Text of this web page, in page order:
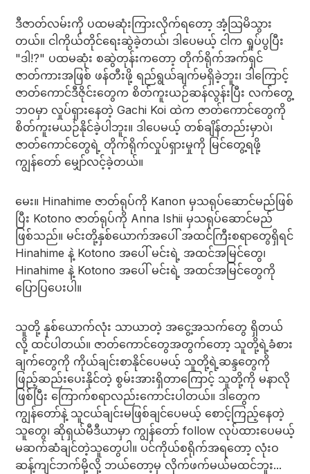
ဒီဇာတ်လမ်းကို ပထမဆုံးကြားလိုက်ရတော့ အံ့သြမိသွား
တယ်။ ငါကိုယ်တိုင်ရေးဆွဲခဲ့တယ်၊ ဒါပေမယ့် ငါက ရှုပ်ပွပြီး
"ဒါ!?" ပထမဆုံး စဆွဲတုန်းကတော့ တိုက်ရိုက်အက်ရှင်
ဇာတ်ကားအဖြစ် ဖန်တီးဖို့ ရည်ရွယ်ချက်မရှိခဲ့ဘူး၊ ဒါကြောင့်
ဇာတ်ကောင်ဒီဇိုင်းတွေက စိတ်ကူးယဉ်ဆန်လွန်းပြီး လက်တွေ့
ဘဝမှာ လှုပ်ရှားနေတဲ့ Gachi Koi ထဲက ဇာတ်ကောင်တွေကို
စိတ်ကူးမယဉ်နိုင်ခဲ့ပါဘူး။ ဒါပေမယ့် တစ်ချိန်တည်းမှာပဲ၊
ဇာတ်ကောင်တွေရဲ့ တိုက်ရိုက်လှုပ်ရှားမှုကို မြင်တွေ့ရဖို့
ကျွန်တော် မျှော်လင့်ခဲ့တယ်။
မေး။ Hinahime ဇာတ်ရုပ်ကို Kanon မှသရုပ်ဆောင်မည်ဖြစ်
ပြီး Kotono ဇာတ်ရုပ်ကို Anna Ishii မှသရုပ်ဆောင်မည်
ဖြစ်သည်။ မင်းတို့နှစ်ယောက်အပေါ် အထင်ကြီးစရာတွေရှိရင်
Hinahime နဲ့ Kotono အပေါ် မင်းရဲ့ အထင်အမြင်တွေ၊
Hinahime နဲ့ Kotono အပေါ် မင်းရဲ့ အထင်အမြင်တွေကို
ပြောပြပေးပါ။
သူတို့ နှစ်ယောက်လုံး သာယာတဲ့ အငွေ့အသက်တွေ ရှိတယ်
လို့ ထင်ပါတယ်။ ဇာတ်ကောင်တွေအတွက်တော့ သူတို့ရဲ့ခံစား
ချက်တွေကို ကိုယ်ချင်းစာနိုင်ပေမယ့် သူတို့ရဲ့ဆန္ဒတွေကို
ဖြည့်ဆည်းပေးနိုင်တဲ့ စွမ်းအားရှိတာကြောင့် သူတို့ကို မနာလို
ဖြစ်ပြီး ကြောက်စရာလည်းကောင်းပါတယ်။ ဒါတွေက
ကျွန်တော်နဲ့ သူငယ်ချင်းမဖြစ်ချင်ပေမယ့် စောင့်ကြည့်နေတဲ့
သူတွေ၊ ဆိုရှယ်မီဒီယာမှာ ကျွန်တော် follow လုပ်ထားပေမယ့်
မဆက်ဆံချင်တဲ့သူတွေပါ။ ပင်ကိုယ်စရိုက်အရတော့ လုံးဝ
ဆန့်ကျင်ဘက်မို့လို့ ဘယ်တော့မှ လိုက်ဖက်မယ်မထင်ဘူး...